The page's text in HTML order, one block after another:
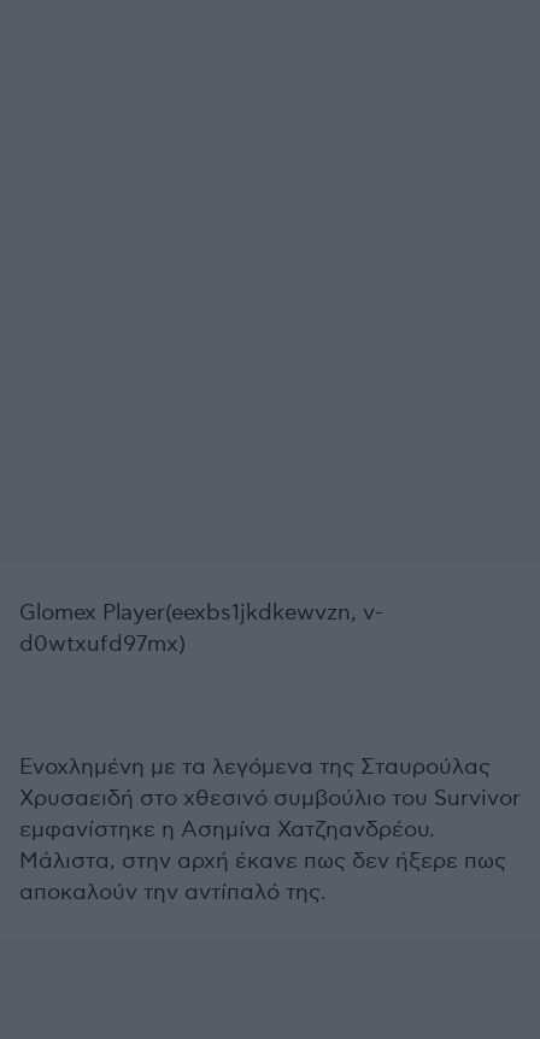
Glomex Player(eexbs1jkdkewvzn, v-
d0wtxufd97mx)
Ενοχλημένη με τα λεγόμενα της Σταυρούλας
Χρυσαειδή στο χθεσινό συμβούλιο του Survivor
εμφανίστηκε η Ασημίνα Χατζηανδρέου.
Μάλιστα, στην αρχή έκανε πως δεν ήξερε πως
αποκαλούν την αντίπαλό της.